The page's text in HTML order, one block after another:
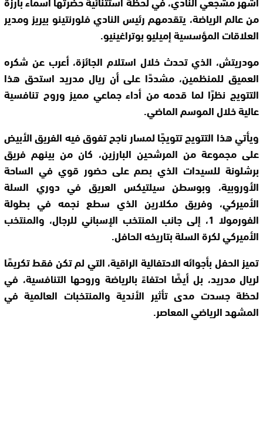
من عالم الرياضة، يتقدمهم رئيس النادي فلورنتينو بيريز ومدير
العلاقات المؤسسية إميليو بوتراغينيو.
مودريتش، الذي تحدث خلال استلام الجائزة، أعرب عن شكره
العميق للمنظمين، مشددًا على أن ريال مدريد استحق هذا
التتويج نظرًا لما قدمه من أداء جماعي مميز وروح تنافسية
عالية خلال الموسم الماضي.
ويأتي هذا التتويج تتويجًا لمسار ناجح تفوق فيه الفريق الأبيض
على مجموعة من المرشحين البارزين، كان من بينهم فريق
برشلونة للسيدات الذي بصم على حضور قوي في الساحة
الأوروبية، وبوسطن سيلتيكس العريق في دوري السلة
الأميركي، وفريق مكلارين الذي سطع نجمه في بطولة
الفورمولا 1، إلى جانب المنتخب الإسباني للرجال، والمنتخب
الأميركي لكرة السلة بتاريخه الحافل.
تميز الحفل بأجوائه الاحتفالية الراقية، التي لم تكن فقط تكريمًا
لريال مدريد، بل أيضًا احتفاءً بالرياضة وروحها التنافسية، في
لحظة جسدت مدى تأثير الأندية والمنتخبات العالمية في
المشهد الرياضي المعاصر.